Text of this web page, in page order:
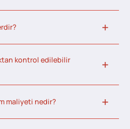
kontrol edilebilir
maliyeti nedir?